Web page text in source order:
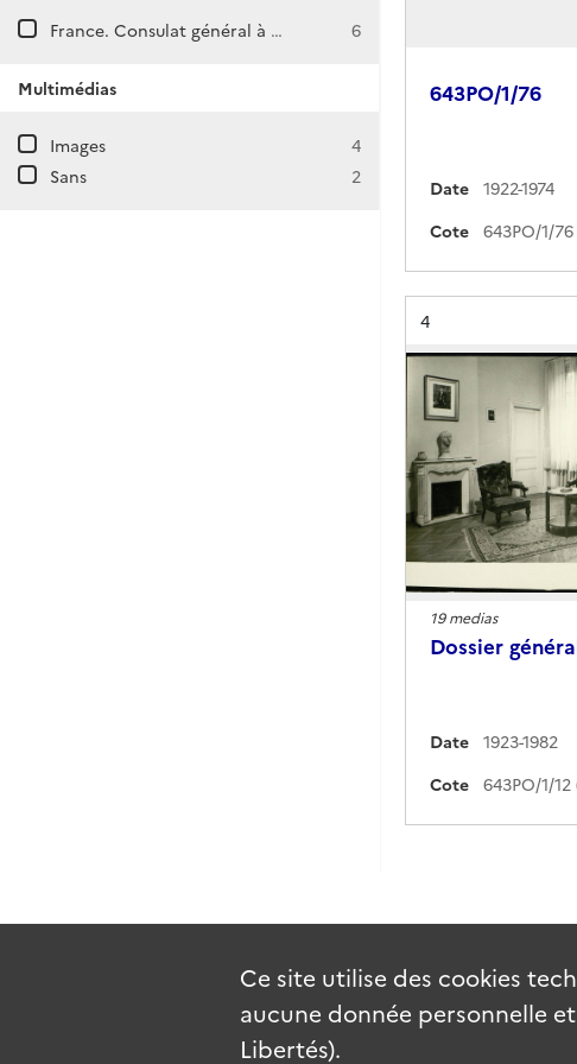
France. Consulat général à Izmir 6
Multimédias
Images
4
Sans
2
643PO/1/76
Date 1922-1974
Cote
Résultat n°
4
19 medias
Dossier
Date 1923-1982
Cote
Ce site utilise des cookies
aucune donnée personnelle
Libertés).